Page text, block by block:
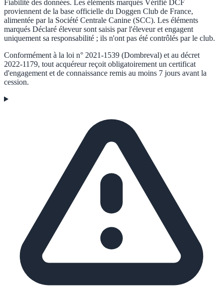
Fiabilité des données. Les éléments marqués Vérifié DCF
proviennent de la base officielle du Doggen Club de France,
alimentée par la Société Centrale Canine (SCC). Les éléments
marqués Déclaré éleveursont saisis par l'éleveur et engagent
uniquement sa responsabilité ; ils n'ont pas été contrôlés par le club.
Conformément à la loi n° 2021-1539 (Dombreval) et au décret
2022-1179, tout acquéreur reçoit obligatoirement un certificat
d'engagement et de connaissance remis au moins 7 jours avant la
cession.